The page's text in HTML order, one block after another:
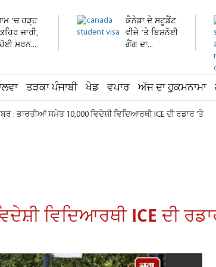
'ਚ ਹੜ੍ਹ
ਜਾਰੀ,
ਮਰਨ...
ਕੈਨੇਡਾ ਦੇ ਸਟੂਡੈਂਟ
ਵੀਜ਼ੇ ’ਤੇ ਬਿਸ਼ਨੋਈ
ਗੈਂਗ ਦਾ...
ਤੜਕਾ ਪੰਜਾਬੀ ਖੇਡ ਵਪਾਰ ਅੱਜ ਦਾ ਹੁਕਮਨਾਮਾ
: ਭਾਰਤੀਆਂ ਸਮੇਤ 10,000 ਵਿਦੇਸ਼ੀ ਵਿਦਿਆਰਥੀ ICE ਦੀ ਰਡਾਰ 'ਤੇ
ਵਿਦਿਆਰਥੀ ICE ਦੀ